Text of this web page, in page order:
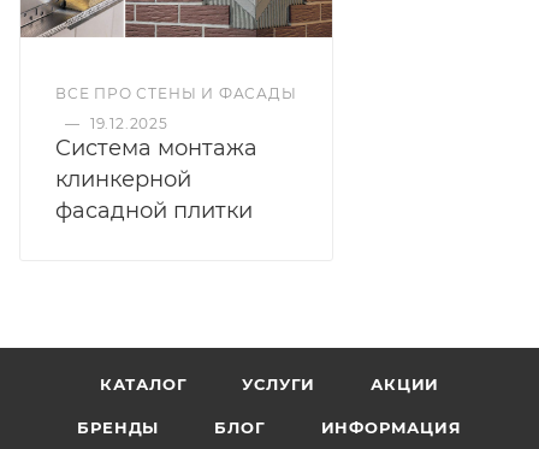
ВСЕ ПРО СТЕНЫ И ФАСАДЫ
— 19.12.2025
Cистема монтажа
клинкерной
фасадной плитки
КАТАЛОГ УСЛУГИ АКЦИИ
БРЕНДЫ БЛОГ ИНФОРМАЦИЯ